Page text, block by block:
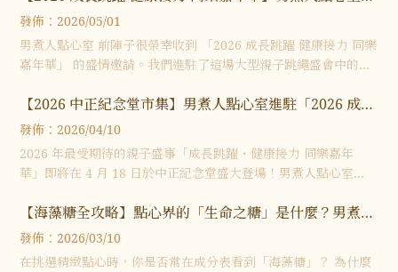
「限定美食市集」精彩回顧：運動與點心的幸福交響
發佈：2026/05/01
男煮人點心室 前陣子很榮幸收到 「2026 成長跳躍 健康接力 同樂
嘉年華」 的盛情邀請。我們進駐了這場大型親子跳繩盛會中的
活力與幸福感的午後。
【2026 中正紀念堂市集】男煮人點心室進駐「2026 成長
跳躍 健康接力 同樂嘉年華」！限量手工麵包與日式菓子
預訂開跑
發佈：2026/04/10
2026 年最受期待的親子盛事「成長跳躍・健康接力 同樂嘉年
華」即將在 4 月 18 日於中正紀念堂盛大登場！男煮人點心室
列點心與人氣烘
【海藻糖全攻略】點心界的「生命之糖」是什麼？男煮人
點心室揭秘甜而不膩的美味關鍵
發佈：2026/03/10
在挑選精緻點心時，你是否常在成分表看到「海藻糖」？ 為什麼